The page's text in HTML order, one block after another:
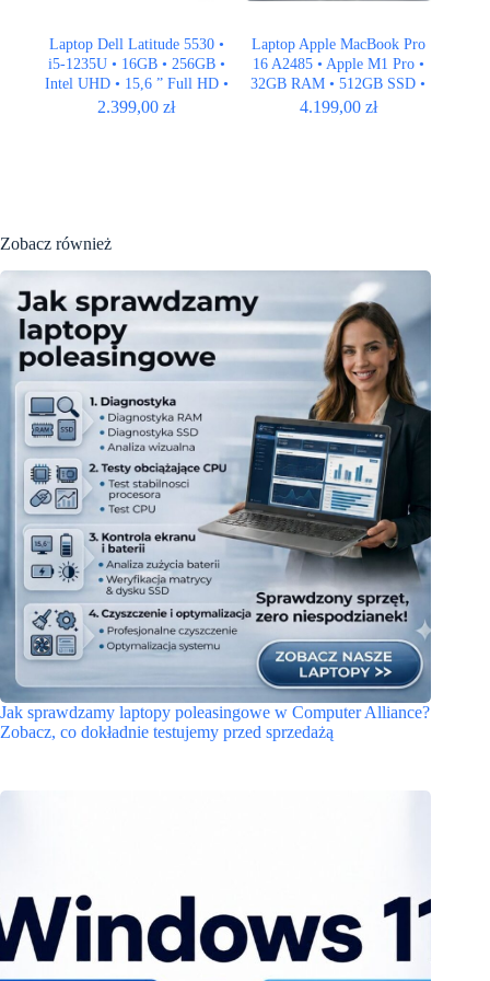
Laptop Dell Latitude 5530 •
i5-1235U • 16GB • 256GB •
Intel UHD • 15,6 ” Full HD •
QWERTY US
2.399,00zł
Laptop Apple MacBook Pro
16 A2485 • Apple M1 Pro •
32GB RAM • 512GB SSD •
16″ Retina • ISO
4.199,00 zł
Zobacz również
Jak sprawdzamy laptopy poleasingowe w Computer Alliance?
Zobacz, co dokładnie testujemy przed sprzedażą